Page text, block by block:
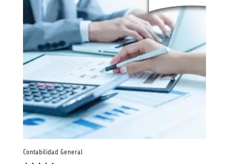
Contabilidad General